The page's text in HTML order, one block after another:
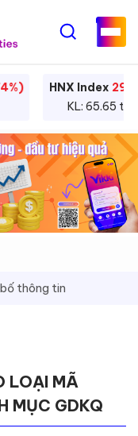
HNX Index
KL: 65.65
thông tin
LOẠI MÃ
MỤC GDKQ